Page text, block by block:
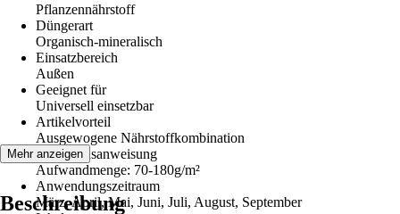
Pflanzennährstoff
Düngerart
Organisch-mineralisch
Einsatzbereich
Außen
Geeignet für
Universell einsetzbar
Artikelvorteil
Ausgewogene Nährstoffkombination
Gebrauchsanweisung
Aufwandmenge: 70-180g/m²
Anwendungszeitraum
März, April, Mai, Juni, Juli, August, September
Mehr anzeigen
Beschreibung